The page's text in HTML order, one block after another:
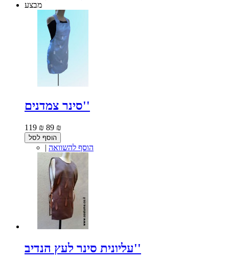
מבצע
סינר צמדנים''
119 ₪ 89 ₪
הוסף לסל
| הוסף להשוואה
עליונית סינר לעץ הנדיב''